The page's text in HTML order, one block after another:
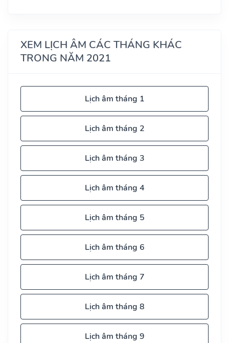
XEM LỊCH ÂM CÁC THÁNG KHÁC
TRONG NĂM 2021
Lịch âm tháng 1
Lịch âm tháng 2
Lịch âm tháng 3
Lịch âm tháng 4
Lịch âm tháng 5
Lịch âm tháng 6
Lịch âm tháng 7
Lịch âm tháng 8
Lịch âm tháng 9